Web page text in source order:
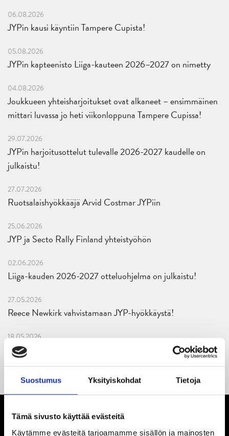
Suostumus Yksityiskohdat Tietoja
Tämä sivusto käyttää evästeitä
Käytämme evästeitä tarjoamamme sisällön ja mainosten
06.08.2026
JYPin kausi käyntiin Tampere Cupista!
05.08.2026
JYPin kapteenisto Liiga-kauteen 2026–2027 on nimetty
04.08.2026
Joukkueen yhteisharjoitukset ovat alkaneet – ensimmäinen
mittari luvassa jo heti viikonloppuna Tampere Cupissa!
29.07.2026
JYPin harjoitusottelut tulevalle 2026-2027 kaudelle on
julkaistu!
27.07.2026
Ruotsalaishyökkääjä Arvid Costmar JYPiin
25.06.2026
JYP ja Secto Rally Finland yhteistyöhön
02.06.2026
Liiga-kauden 2026-2027 otteluohjelma on julkaistu!
27.05.2026
Reece Newkirk vahvistamaan JYP-hyökkäystä!
18.05.2026
Jaatinen ja Liljamo jatkosopimuksiin – JYPin ja KeuPa HT:n
yhteistyö jatkuu